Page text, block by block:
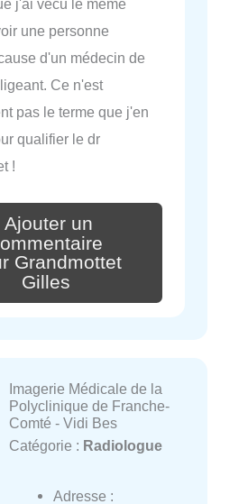
j'ai vécu le même
une personne
d'un médecin de
Ce n'est
pas le terme que j'en
qualifier le dr
!
Ajouter un
Grandmottet
Gilles
Imagerie Médicale de la
Polyclinique de Franche-
Comté - Vidi Bes
Catégorie : Radiologue
Adresse :